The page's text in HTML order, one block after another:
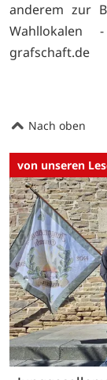
anderem zur
grafschaft.de
Nach oben
von unseren